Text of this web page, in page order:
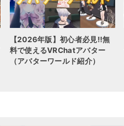
【2026年版】初心者必見!!無
料で使えるVRChatアバター
（アバターワールド紹介）